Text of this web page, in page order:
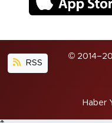
RSS
©
Haber